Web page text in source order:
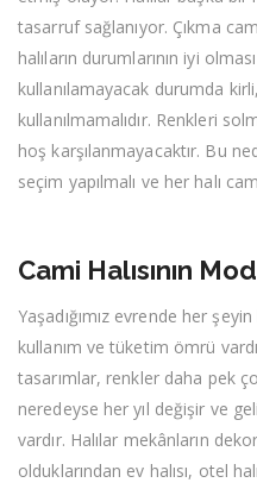
tasarruf sağlanıyor. Çıkma
halıların durumlarının iyi
kullanılamayacak durumda
kullanılmamalıdır. Renkleri
hoş karşılanmayacaktır. Bu
seçim yapılmalı ve her halı
Cami Halısının
Yaşadığımız evrende her
kullanım ve tüketim ömrü
tasarımlar, renkler daha pek
neredeyse her yıl değişir ve
vardır. Halılar mekânların
olduklarından ev halısı, otel